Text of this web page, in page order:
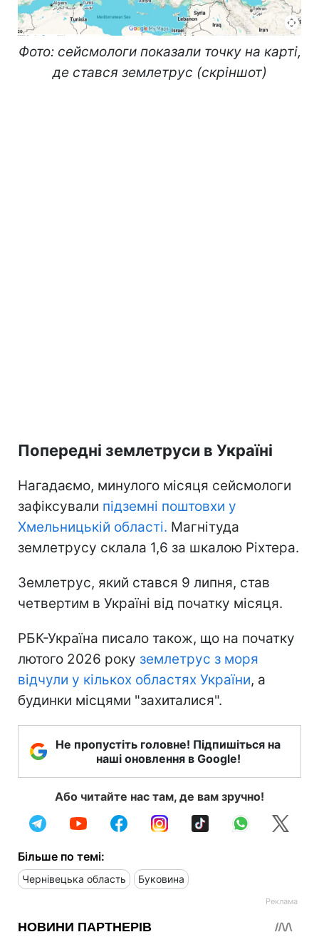
Фото: сейсмологи показали точку на карті,
де стався землетрус (скріншот)
Попередні землетруси в Україні
Нагадаємо, минулого місяця сейсмологи
зафіксували підземні поштовхи у
Хмельницькій області. Магнітуда
землетрусу склала 1,6 за шкалою Ріхтера.
Землетрус, який стався 9 липня, став
четвертим в Україні від початку місяця.
РБК-Україна писало також, що на початку
лютого 2026 року землетрус з моря
відчули у кількох областях України, а
будинки місцями "захиталися".
Не пропустіть головне! Підпишіться на
наші оновлення в Google!
Або читайте нас там, де вам зручно!
Більше по темі:
Чернівецька область Буковина